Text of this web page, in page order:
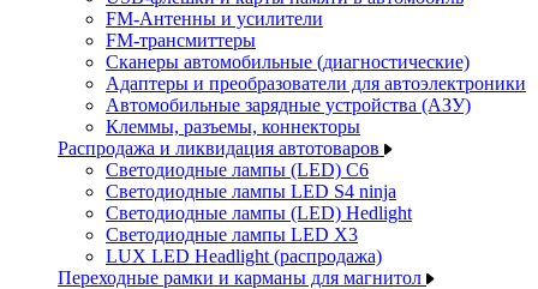
FM-Антенны и усилители
FM-трансмиттеры
Сканеры автомобильные (диагностические)
Адаптеры и преобразователи для автоэлектроники
Автомобильные зарядные устройства (АЗУ)
Клеммы, разъемы, коннекторы
Распродажа и ликвидация автотоваров
Светодиодные лампы (LED) C6
Светодиодные лампы LED S4 ninja
Светодиодные лампы (LED) Hedlight
Светодиодные лампы LED X3
LUX LED Headlight (распродажа)
Переходные рамки и карманы для магнитол